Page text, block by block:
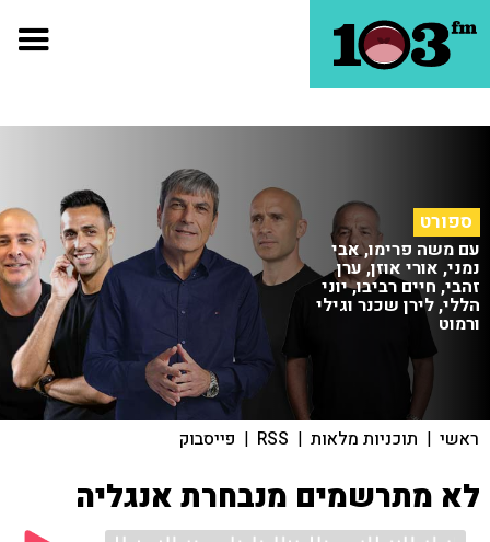
ספורט
עם משה פרימו, אבי
נמני, אורי אוזן, ערן
זהבי, חיים רביבו, יוני
הללי, לירן שכנר וגילי
ורמוט
ראשי | תוכניות מלאות |
RSS
| פייסבוק
לא מתרשמים מנבחרת אנגליה